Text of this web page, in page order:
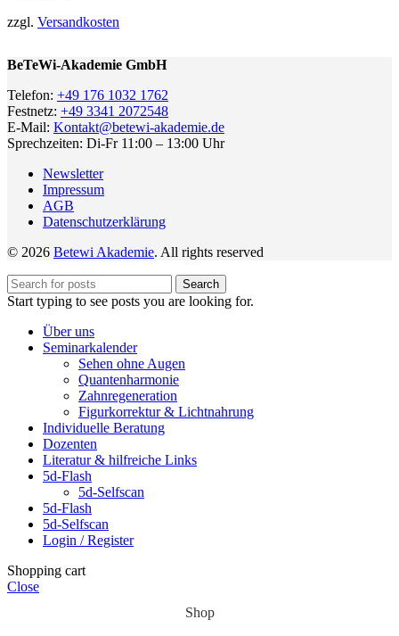
zzgl. Versandkosten
BeTeWi-Akademie GmbH
Telefon: +49 176 1032 1762
Festnetz: +49 3341 2072548
E-Mail: Kontakt@betewi-akademie.de
Sprechzeiten: Di-Fr 11:00 – 13:00 Uhr
Newsletter
Impressum
AGB
Datenschutzerklärung
© 2026 Betewi Akademie. All rights reserved
Search
Start typing to see posts you are looking for.
Über uns
Seminarkalender
Sehen ohne Augen
Quantenharmonie
Zahnregeneration
Figurkorrektur & Lichtnahrung
Individuelle Beratung
Dozenten
Literatur & hilfreiche Links
5d-Flash
5d-Selfscan
5d-Flash
5d-Selfscan
Login / Register
Shopping cart
Close
Shop